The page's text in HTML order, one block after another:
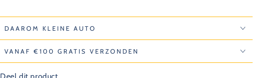
DAAROM KLEINE AUTO
VANAF €100 GRATIS VERZONDEN